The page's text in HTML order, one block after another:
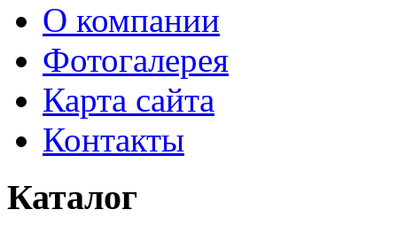
О компании
Фотогалерея
Карта сайта
Контакты
Каталог